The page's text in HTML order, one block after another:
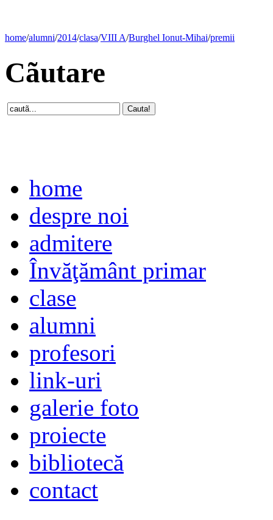
home/alumni/2014/clasa/VIII A/Burghel Ionut-Mihai/premii
Cãutare
home
despre noi
admitere
Învăţământ primar
clase
alumni
profesori
link-uri
galerie foto
proiecte
bibliotecă
contact